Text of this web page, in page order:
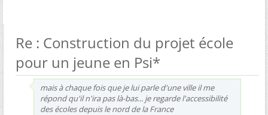
Re : Construction du projet école
pour un jeune en Psi*
mais à chaque fois que je lui parle d'une ville il me
répond qu'il n'ira pas là-bas... je regarde l'accessibilité
des écoles depuis le nord de la France